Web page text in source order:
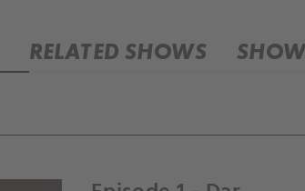
RELATED SHOWS